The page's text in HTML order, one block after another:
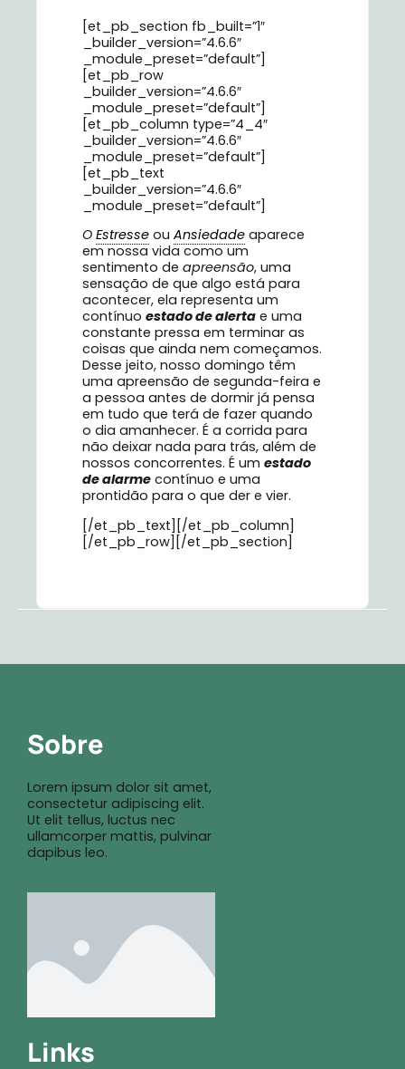
[et_pb_section fb_built=”1″
_builder_version=”4.6.6″
_module_preset=”default”]
[et_pb_row
_builder_version=”4.6.6″
_module_preset=”default”]
[et_pb_column type=”4_4″
_builder_version=”4.6.6″
_module_preset=”default”]
[et_pb_text
_builder_version=”4.6.6″
_module_preset=”default”]
O Estresse ou Ansiedade aparece
em nossa vida como um
sentimento de apreensão, uma
sensação de que algo está para
acontecer, ela representa um
contínuo estado de alerta e uma
constante pressa em terminar as
coisas que ainda nem começamos.
Desse jeito, nosso domingo têm
uma apreensão de segunda-feira e
a pessoa antes de dormir já pensa
em tudo que terá de fazer quando
o dia amanhecer. É a corrida para
não deixar nada para trás, além de
nossos concorrentes. É um estado
de alarme contínuo e uma
prontidão para o que der e vier.
[/et_pb_text][/et_pb_column]
[/et_pb_row][/et_pb_section]
Sobre
Lorem ipsum dolor sit amet,
consectetur adipiscing elit.
Ut elit tellus, luctus nec
ullamcorper mattis, pulvinar
dapibus leo.
Links